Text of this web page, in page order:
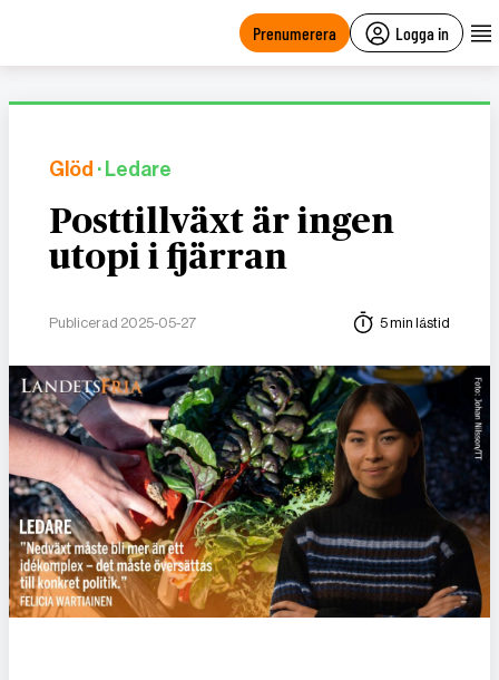
Prenumerera Logga in
Glöd · Ledare
Posttillväxt är ingen
utopi i fjärran
Publicerad 2025-05-27 5 min lästid